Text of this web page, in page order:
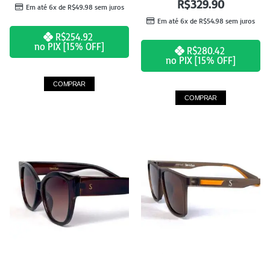
Em até 6x de R$49.98 sem juros
R$254.92
no PIX [15% OFF]
COMPRAR
R$329.90
Em até 6x de R$54.98 sem juros
R$280.42
no PIX [15% OFF]
COMPRAR